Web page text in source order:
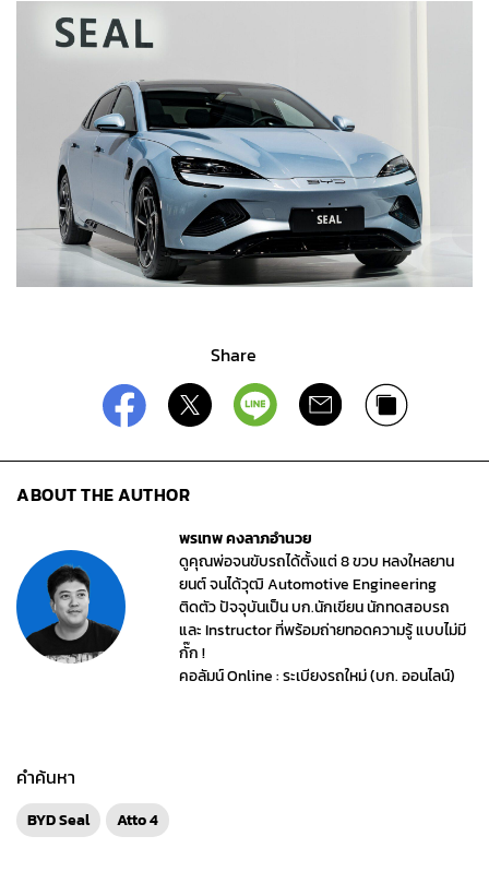
Share
ABOUT THE AUTHOR
พรเทพ คงลาภอำนวย
ดูคุณพ่อจนขับรถได้ตั้งแต่ 8 ขวบ หลงใหลยาน
ยนต์ จนได้วุฒิ Automotive Engineering
ติดตัว ปัจจุบันเป็น บก.นักเขียน นักทดสอบรถ
และ Instructor ที่พร้อมถ่ายทอดความรู้ แบบไม่มี
กั๊ก !
คอลัมน์ Online : ระเบียงรถใหม่ (บก. ออนไลน์)
คำค้นหา
BYD Seal Atto 4